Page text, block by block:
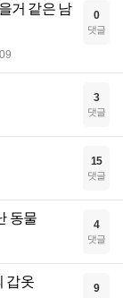
거 같은 남
0
댓글
3
댓글
15
댓글
동물 4
댓글
갑옷 9